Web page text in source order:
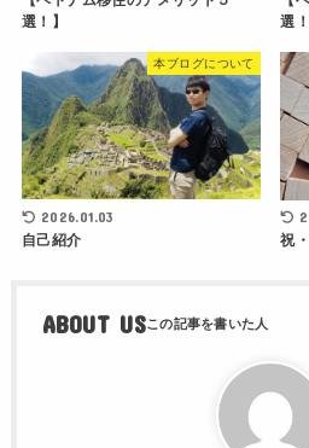
選！】
選！
本ブログについて
2026.01.03
自己紹介 祝
ABOUT US